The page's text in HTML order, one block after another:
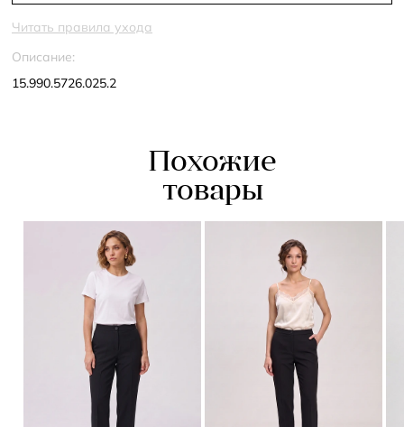
Читать правила ухода
Описание:
15.990.5726.025.2
Похожие
товары